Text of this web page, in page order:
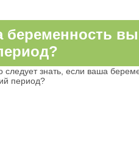
следует знать, если ваша
период?
беременность